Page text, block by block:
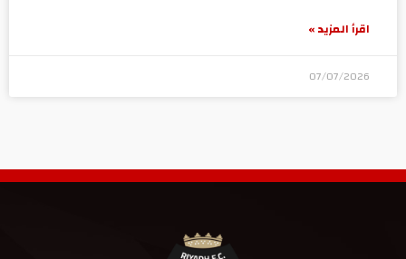
اقرأ المزيد »
07/07/2026